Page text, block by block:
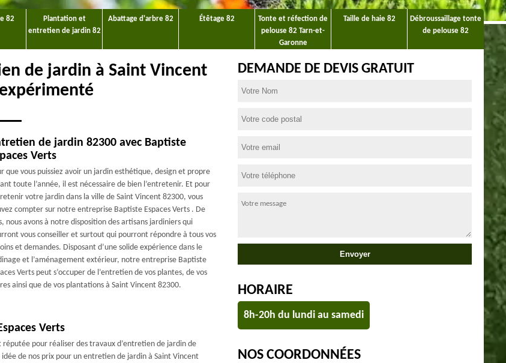
82
Plantation et
entretien de jardin 82
Abattage d'arbre 82 Étêtage 82
Tonte et réfection de
pelouse 82 Tarn-et-
Garonne
Taille de haie 82
Débroussaillage tonte
de pelouse 82
de jardin à Saint Vincent
de jardin 82300 avec Baptiste
Verts
que vous puissiez avoir un jardin esthétique, design et propre
toute l’année, il est nécessaire de bien l’entretenir. Et pour
votre jardin dans la ville de Saint Vincent 82300, vous
compter sur notre entreprise Baptiste Espaces Verts . De
nous avons à notre disposition des artisans jardiniers qui
vous conseiller et surtout qui pourront répondre à tous vos
et demandes. Disposant d’une solide expérience dans le
et l’aménagement extérieur, notre entreprise Baptiste
Verts peut s’occuper de l’entretien de vos plantes, de vos
ainsi que de vos plantations à Saint Vincent 82300.
Verts
pour réaliser des travaux d’entretien de jardin de
de nos prix pour un entretien de jardin à Saint Vincent
DEMANDE DE DEVIS GRATUIT
HORAIRE
8h-20h du lundi au samedi
NOS COORDONNÉES